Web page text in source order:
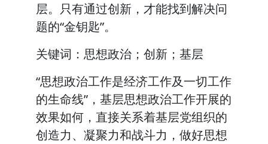
层。只有通过创新，才能找到解决问
题的“金钥匙”。
关键词：思想政治；创新；基层
“思想政治工作是经济工作及一切工作
的生命线”，基层思想政治工作开展的
效果如何，直接关系着基层党组织的
创造力、凝聚力和战斗力，做好思想